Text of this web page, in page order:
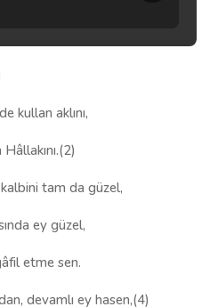
kullan aklını,
tam da güzel,
ey güzel,
etme sen.
devamlı ey hasen,(4)